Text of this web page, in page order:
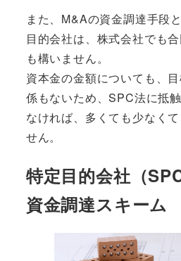
また、M&Aの資金調達手段
目的会社は、 株式会社でも
も構いません。
資本金の金額についても、
係もないため、SPC法に抵
なければ、多くても少なく
せん。
特定目的会社（
資金調達スキーム